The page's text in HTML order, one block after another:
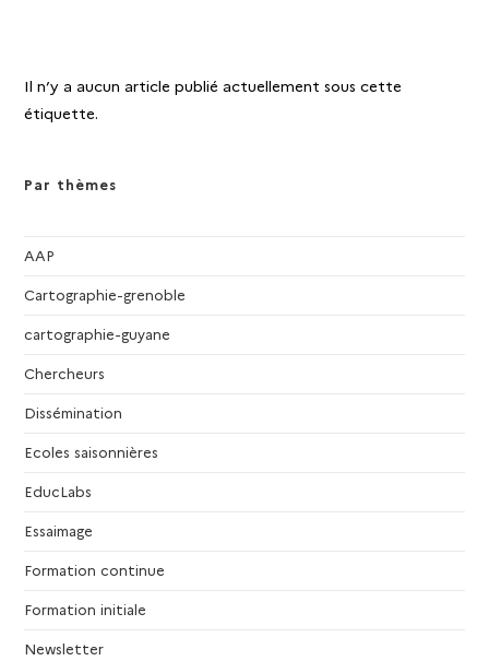
Il n’y a aucun article publié actuellement sous cette
étiquette.
Par thèmes
AAP
Cartographie-grenoble
cartographie-guyane
Chercheurs
Dissémination
Ecoles saisonnières
EducLabs
Essaimage
Formation continue
Formation initiale
Newsletter